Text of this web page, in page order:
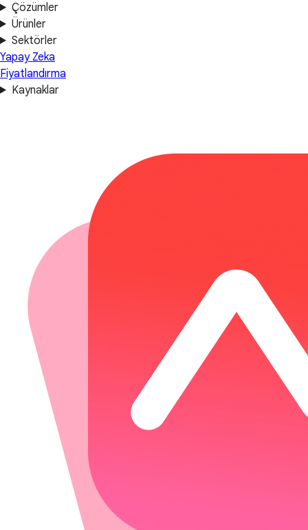
Çözümler
Ürünler
Sektörler
Yapay Zeka
Fiyatlandırma
Kaynaklar